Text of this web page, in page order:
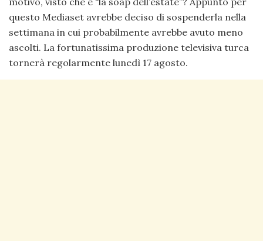
questo Mediaset avrebbe deciso di sospenderla nella
settimana in cui probabilmente avrebbe avuto meno
ascolti. La fortunatissima produzione televisiva turca
tornerà regolarmente lunedì 17 agosto.